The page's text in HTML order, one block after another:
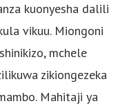
kuonyesha dalili
vikuu. Miongoni
mchele
zikiongezeka
Mahitaji ya